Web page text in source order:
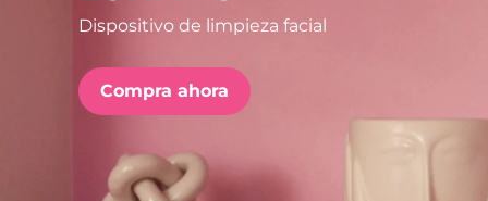
Dispositivo de limpieza facial
Compra ahora
issa™ Teeth Whitening Set
FAQ™ Dual LED Panel